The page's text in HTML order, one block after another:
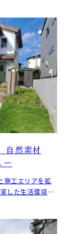
自然素材
ー
施工エリアを拡
した生活環境が